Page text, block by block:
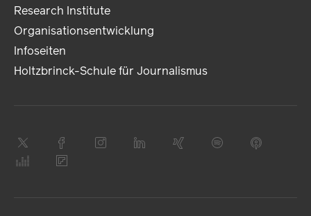
Research Institute
Organisationsentwicklung
Infoseiten
Holtzbrinck-Schule für Journalismus